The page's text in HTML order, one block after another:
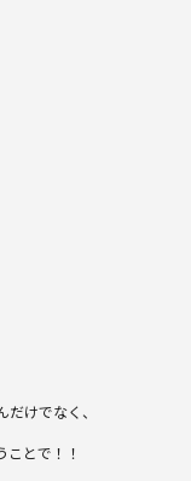
けでなく、
とで！！